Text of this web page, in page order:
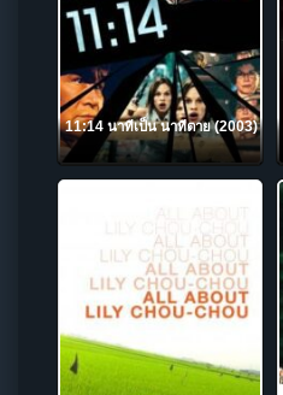
11:14 นาทีเป็น นาทีตาย (2003)